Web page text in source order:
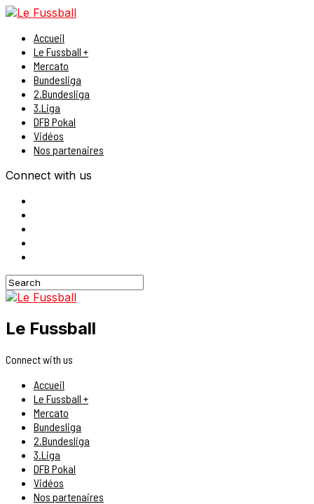
Accueil
Le Fussball +
Mercato
Bundesliga
2.Bundesliga
3.Liga
DFB Pokal
Vidéos
Nos partenaires
Connect with us
Le Fussball
Connect with us
Accueil
Le Fussball +
Mercato
Bundesliga
2.Bundesliga
3.Liga
DFB Pokal
Vidéos
Nos partenaires